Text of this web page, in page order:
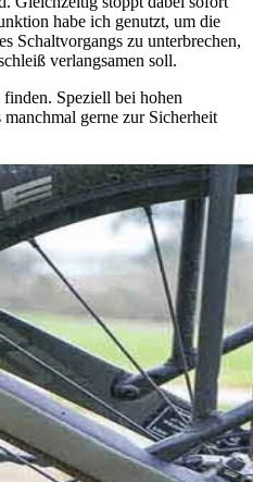
habe ich genutzt, um die
Schaltvorgangs zu unterbrechen,
verlangsamen soll.
Speziell bei hohen
gerne zur Sicherheit